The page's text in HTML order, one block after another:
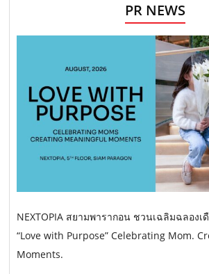
PR NEWS
NEXTOPIA สยามพารากอน ชวนเฉลิมฉลอง
“Love with Purpose” Celebrating Mom.
Moments.